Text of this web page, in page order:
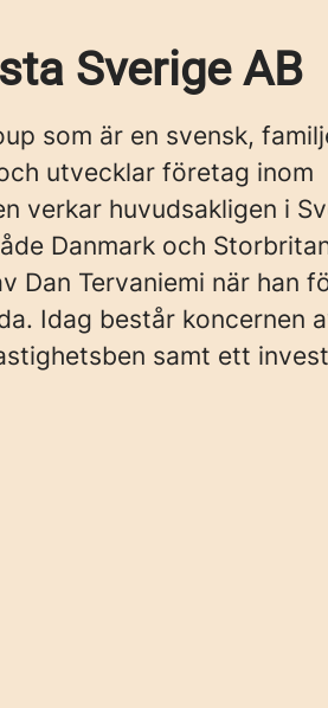
Sverige AB
som är en svensk,
utvecklar företag inom
verkar huvudsakligen i
Danmark och
Dan Tervaniemi när han
Idag består koncernen
samt ett